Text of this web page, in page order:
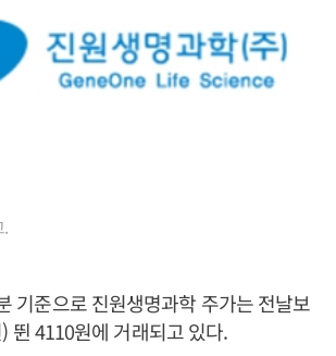
.
기준으로 진원생명과학 주가는 전날보
뛴 4110원에 거래되고 있다.